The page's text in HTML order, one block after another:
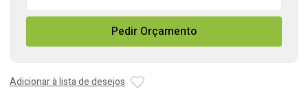
Serra
HSS-
25,0mm
Pedir Orçamento
Adicionar à lista de desejos